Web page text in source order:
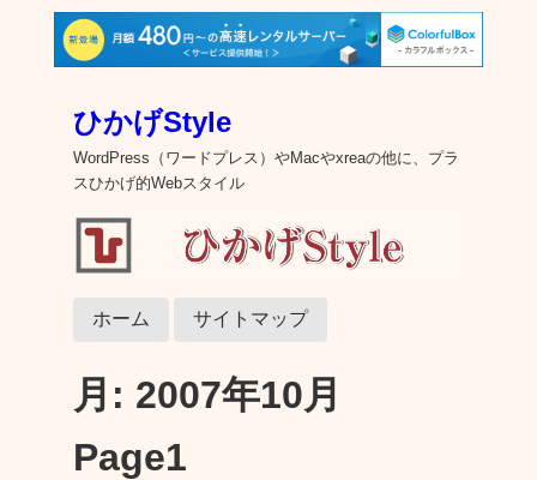
ひかげStyle
WordPress（ワードプレス）やMacやxreaの他に、プラ
スひかげ的Webスタイル
ホーム サイトマップ
月: 2007年10月
Page1